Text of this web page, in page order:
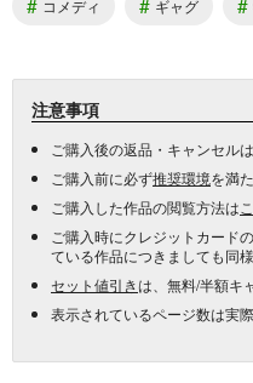
コメディ ギャグ
注意事項
ご購入後の返品・キャンセル
ご購入前に必ず推奨環境を満
ご購入した作品の閲覧方法は
ご購入時にクレジットカード
ている作品につきましても同様
セット値引きは、無料/半額キ
表示されているページ数は実